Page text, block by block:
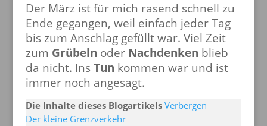
Der März ist für mich rasend schnell zu
Ende gegangen, weil einfach jeder Tag
bis zum Anschlag gefüllt war. Viel Zeit
zum Grübeln oder Nachdenken blieb
da nicht. Ins Tun kommen war und ist
immer noch angesagt.
Die Inhalte dieses Blogartikels Verbergen
Der kleine Grenzverkehr